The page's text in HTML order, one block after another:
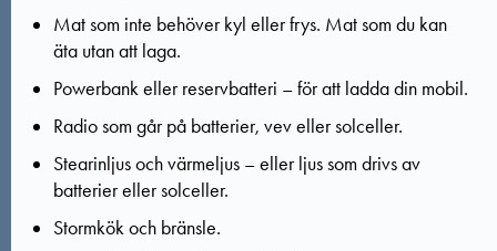
Mat som inte behöver kyl eller frys. Mat som du kan
äta utan att laga.
Powerbank eller reservbatteri – för att ladda din mobil.
Radio som går på batterier, vev eller solceller.
Stearinljus och värmeljus – eller ljus som drivs av
batterier eller solceller.
Stormkök och bränsle.